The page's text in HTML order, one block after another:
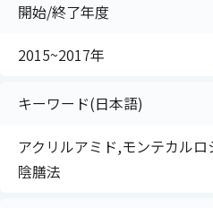
開始/終了年度
2015~2017年
キーワード(日本語)
アクリルアミド,モンテカル
陰膳法